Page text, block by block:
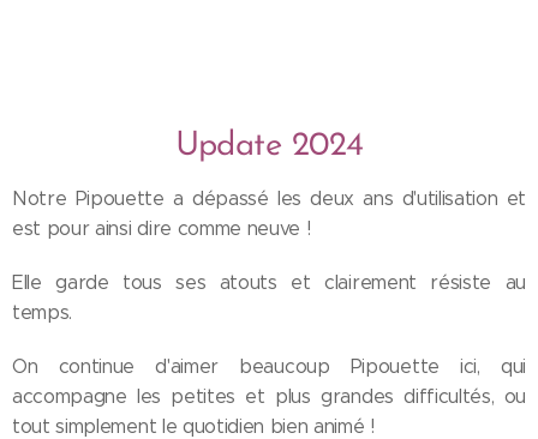
Update 2024
Notre Pipouette a dépassé les deux ans d'utilisation et
est pour ainsi dire comme neuve !
Elle garde tous ses atouts et clairement résiste au
temps.
On continue d'aimer beaucoup Pipouette ici, qui
accompagne les petites et plus grandes difficultés, ou
tout simplement le quotidien bien animé !